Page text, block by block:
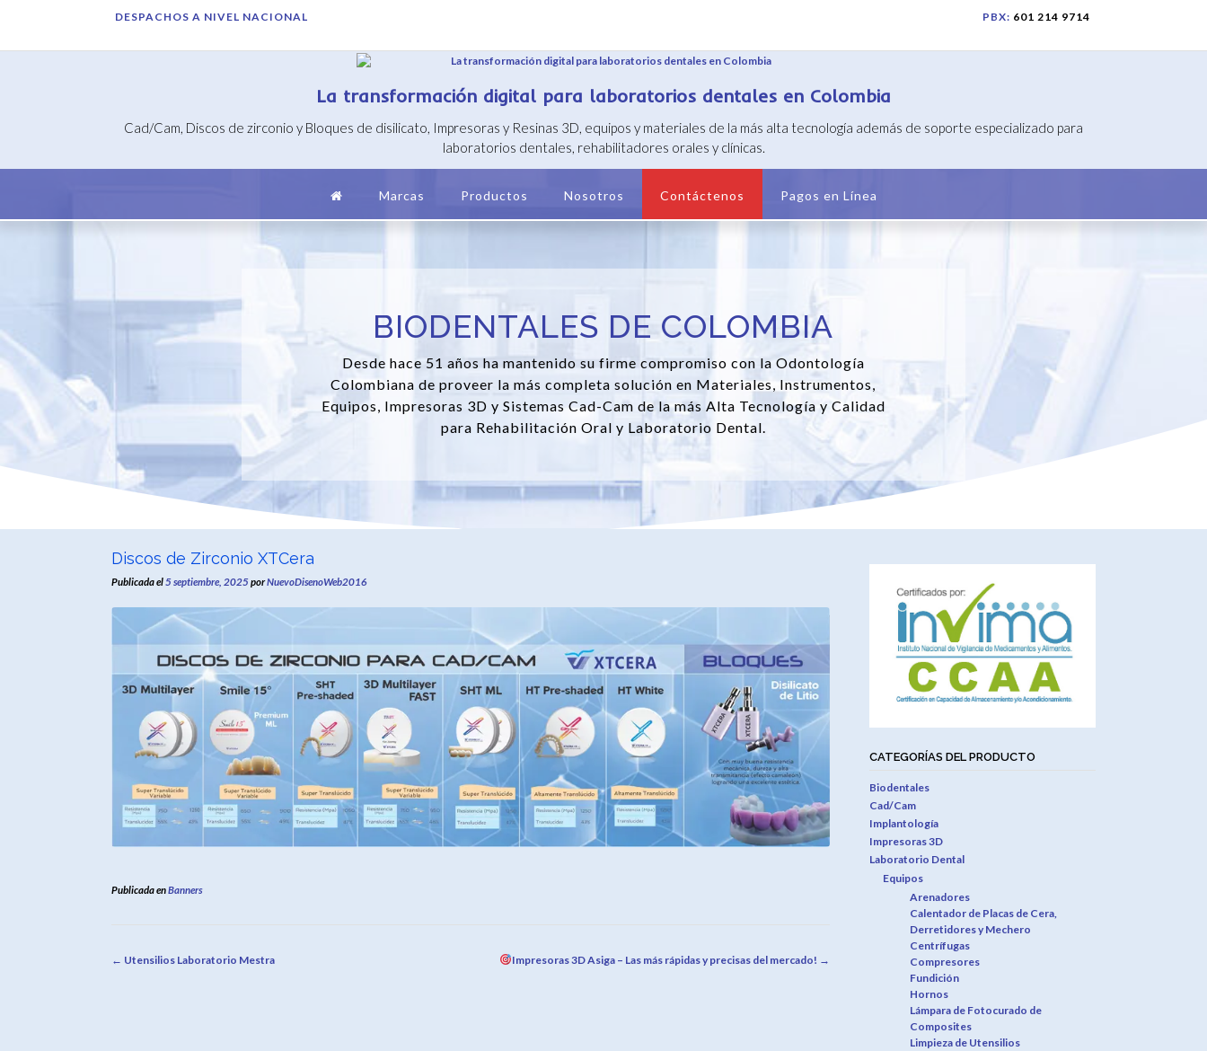
DESPACHOS A NIVEL NACIONAL PBX: 601 214 9714
La transformación digital para laboratorios dentales en Colombia
Cad/Cam, Discos de zirconio y Bloques de disilicato, Impresoras y Resinas 3D, equipos y materiales de la más alta tecnología además de soporte especializado para
laboratorios dentales, rehabilitadores orales y clínicas.
Marcas Productos Nosotros Contáctenos Pagos en Línea
BIODENTALES DE COLOMBIA
Desde hace 51 años ha mantenido su firme compromiso con la Odontología
Colombiana de proveer la más completa solución en Materiales, Instrumentos,
Equipos, Impresoras 3D y Sistemas Cad-Cam de la más Alta Tecnología y Calidad
para Rehabilitación Oral y Laboratorio Dental.
Discos de Zirconio XTCera
Publicada el5 septiembre, 2025porNuevoDisenoWeb2016
Publicada enBanners
Navegación
Impresoras 3D Asiga – Las más rápidas y precisas del mercado! →
← Utensilios Laboratorio Mestra
CATEGORÍAS DEL PRODUCTO
Biodentales
Cad/Cam
Implantología
Impresoras 3D
Laboratorio Dental
Equipos
Arenadores
Calentador de Placas de Cera,
Derretidores y Mechero
Centrífugas
Compresores
Fundición
Hornos
Lámpara de Fotocurado de
Composites
Limpieza de Utensilios